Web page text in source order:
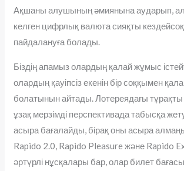
Ақшаны алушының әмиянына аударып,
келген цифрлық валюта сияқты
пайдалануға болады.
Біздің апамыз олардың қалай жұмыс
олардың қауіпсіз екенін бір соққымен
болатынын айтады. Лотереядағы
ұзақ мерзімді перспективада табысқа жету
асыра бағалайды, бірақ оны асыра
Rapido 2.0, Rapido Pleasure және Rapido
әртүрлі нұсқалары бар, олар билет